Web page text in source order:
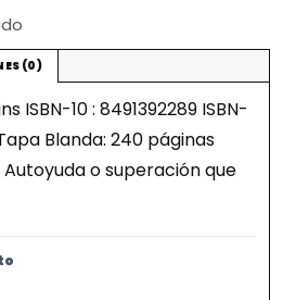
(0)
ISBN-10 : 8491392289 ISBN-
Blanda: 240 páginas
o superación que